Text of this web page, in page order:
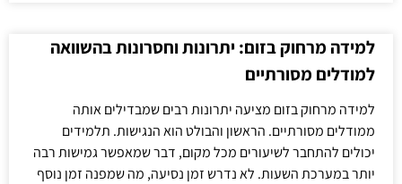
למידה מרחוק בזום: יתרונות וחסרונות בהשוואה
למודלים מסורתיים
למידה מרחוק בזום מציעה יתרונות רבים שמבדילים אותה
ממודלים מסורתיים. הראשון והבולט הוא הנגישות. תלמידים
יכולים להתחבר לשיעורים מכל מקום, דבר שמאפשר גמישות רבה
יותר במערכת השעות. לא נדרש זמן נסיעה, מה שמפנה זמן נוסף